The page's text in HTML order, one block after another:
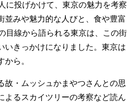
に投げかけて、東京の魅力を考察
並みや魅力的な人びと、食や豊富
目線から語られる東京は、この街
いきっかけになりました。東京は
ら。
故・ムッシュかまやつさんとの思
よるスカイツリーの考察など読ん